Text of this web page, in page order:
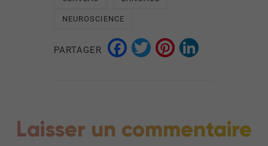
NEUROSCIENCE
PARTAGER Facebook
Twitter
Pinterest
Laisser un commentaire